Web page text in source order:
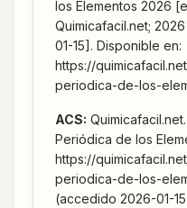
los Elementos 2026
Quimicafacil.net;
01-15]. Disponible en:
https://
periodica-de-los-
ACS:
Periódica de los
https://
periodica-de-los-
(accedido 2026-01-